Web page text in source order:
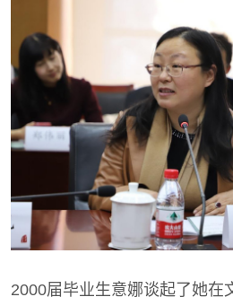
2000届毕业生意娜谈起了她在